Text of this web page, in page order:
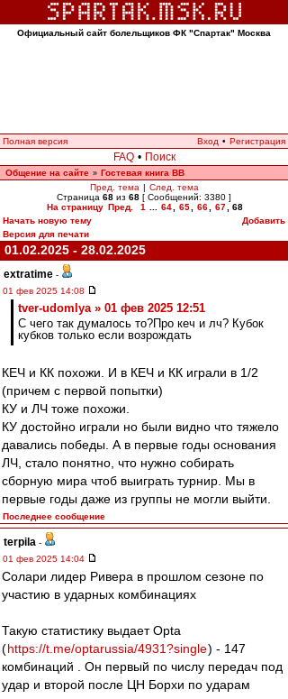
Официальный сайт болельщиков ФК "Спартак" Москва
Полная версия Вход • Регистрация
FAQ • Поиск
Общение на сайте » Гостевая книга ВВ
Пред. тема | След. тема
Страница 68 из 68 [ Сообщений: 3380 ]
На страницу Пред. 1 64 65 66 67
68
Начать новую тему
Добавить
Версия для печати
01.02.2025 - 28.02.2025
extratime -
01 фев 2025 14:08
tver-udomlya » 01 фев 2025 12:51
С чего так думалось то?Про кеч и лч? Кубок
кубков только если возрождать
КЕЧ и КК похожи. И в КЕЧ и КК играли в 1/2
(причем с первой попытки)
КУ и ЛЧ тоже похожи.
КУ достойно играли но были видно что тяжело
давались победы. А в первые годы основания
ЛЧ, стало понятно, что нужно собирать
сборную мира чтоб выиграть турнир. Мы в
первые годы даже из группы не могли выйти.
Последнее сообщение
terpila -
01 фев 2025 14:04
Солари лидер Ривера в прошлом сезоне по
участию в ударных комбинациях
Такую статистику выдает Opta
(https://t.me/optarussia/4931?single) - 147
комбинаций . Он первый по числу передач под
удар и второй после ЦН Борхи по ударам